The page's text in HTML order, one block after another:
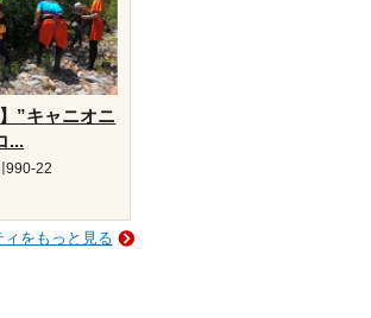
”キャニオニ
...
990-22
をもっと見る